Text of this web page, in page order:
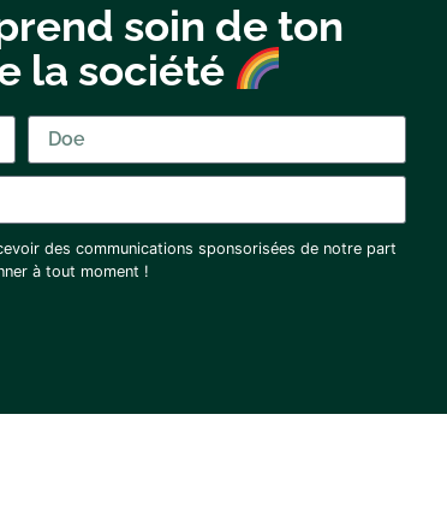
soin de ton
la société
des communications sponsorisées de notre part
à tout moment !